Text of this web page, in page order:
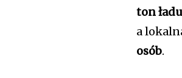
ton
a
osób.